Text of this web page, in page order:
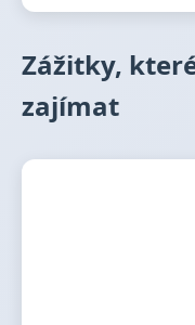
Zážitky,
zajímat